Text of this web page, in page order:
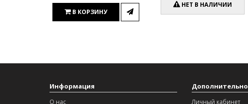
В КОРЗИНУ
НЕТ В НАЛИЧИИ
Информация
О нас
Дополнительно
Личный кабинет